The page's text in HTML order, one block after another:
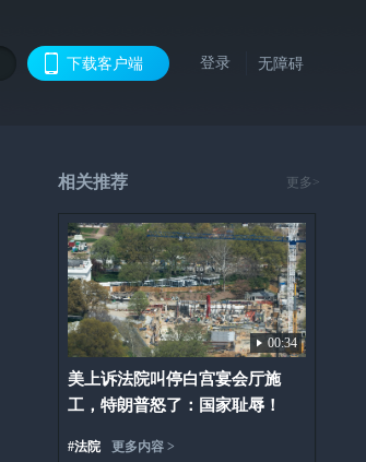
下载客户端 登录 无障碍
相关推荐 更多>
00:34
美上诉法院叫停白宫宴会厅施
工，特朗普怒了：国家耻辱！
#法院 更多内容 >